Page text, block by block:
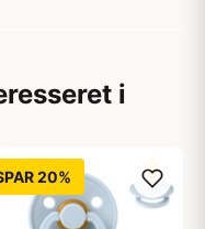
i
20%